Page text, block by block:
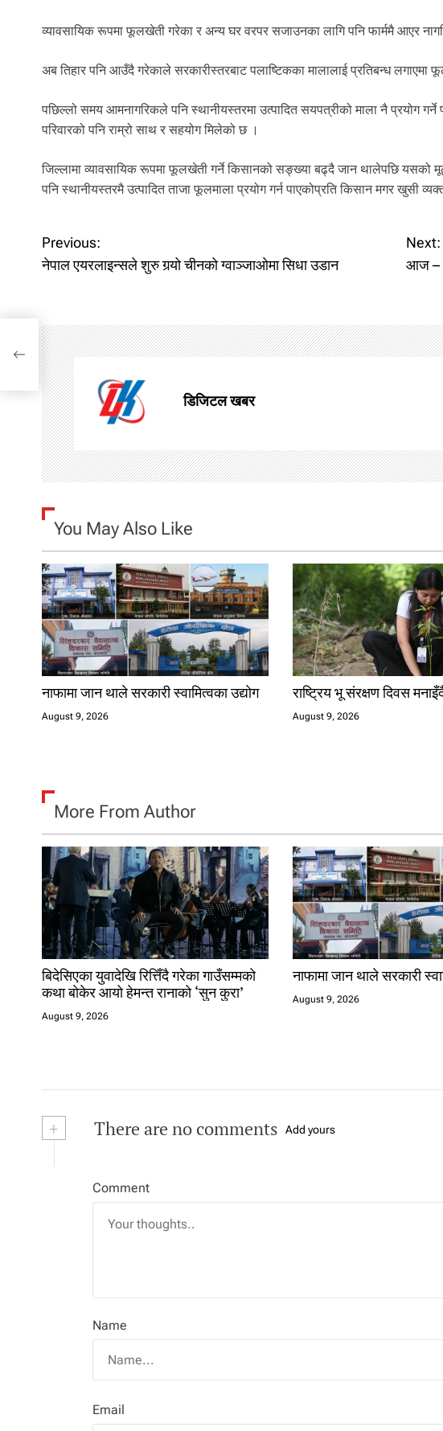
व्यावसायिक रूपमा फूलखेती गरेका र अन्य घर वरपर सजाउनका लागि पनि फार्ममै आएर
अब तिहार पनि आउँदै गरेकाले सरकारीस्तरबाट पलाष्टिकका मालालाई प्रतिबन्ध
पछिल्लो समय आमनागरिकले पनि स्थानीयस्तरमा उत्पादित सयपत्रीको माला नै प्रयोग
परिवारको पनि राम्रो साथ र सहयोग मिलेको छ ।
जिल्लामा व्यावसायिक रूपमा फूलखेती गर्ने किसानको सङ्ख्या बढ्दै जान थालेपछि
पनि स्थानीयस्तरमै उत्पादित ताजा फूलमाला प्रयोग गर्न पाएकोप्रति किसान मगर खुसी
P
t
n
a
v
i
g
a
t
i
o
n
Previous:
नेपाल एयरलाइन्सले शुरु गर्‍यो चीनको ग्वाञ्जाओमा सिधा उडान
Next:
आज –
डिजिटल खबर
You May Also Like
नाफामा जान थाले सरकारी स्वामित्वका उद्योग
August 9, 2026
राष्ट्रिय भू संरक्षण दिवस
August 9, 2026
More From Author
बिदेसिएका युवादेखि रित्तिँदै गरेका गाउँसम्मको
कथा बोकेर आयो हेमन्त रानाको ‘सुन कुरा’
August 9, 2026
नाफामा जान थाले सरकारी
August 9, 2026
+ There are no comments Add yours
Comment
Name
Email